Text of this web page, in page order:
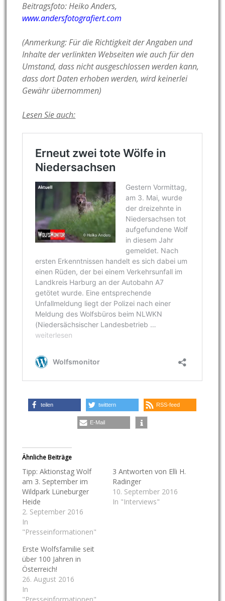
Beitragsfoto: Heiko Anders,
www.andersfotografiert.com
(Anmerkung: Für die Richtigkeit der Angaben und
Inhalte der verlinkten Webseiten wie auch für den
Umstand, dass nicht ausgeschlossen werden kann,
dass dort Daten erhoben werden, wird keinerlei
Gewähr übernommen)
Lesen Sie auch:
teilen twittern RSS-feed
E-Mail
Ähnliche Beiträge
Tipp: Aktionstag Wolf
am 3. September im
Wildpark Lüneburger
Heide
2. September 2016
In
"Presseinformationen"
3 Antworten von Elli H.
Radinger
10. September 2016
In "Interviews"
Erste Wolfsfamilie seit
über 100 Jahren in
Österreich!
26. August 2016
In